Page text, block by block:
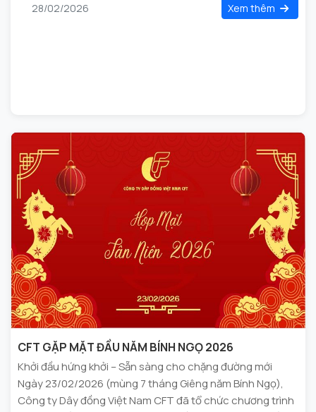
28/02/2026 Xem thêm
CFT GẶP MẶT ĐẦU NĂM BÍNH NGỌ 2026
Khởi đầu hứng khởi – Sẵn sàng cho chặng đường mới
Ngày 23/02/2026 (mùng 7 tháng Giêng năm Bính Ngọ),
Công ty Dây đồng Việt Nam CFT đã tổ chức chương trình